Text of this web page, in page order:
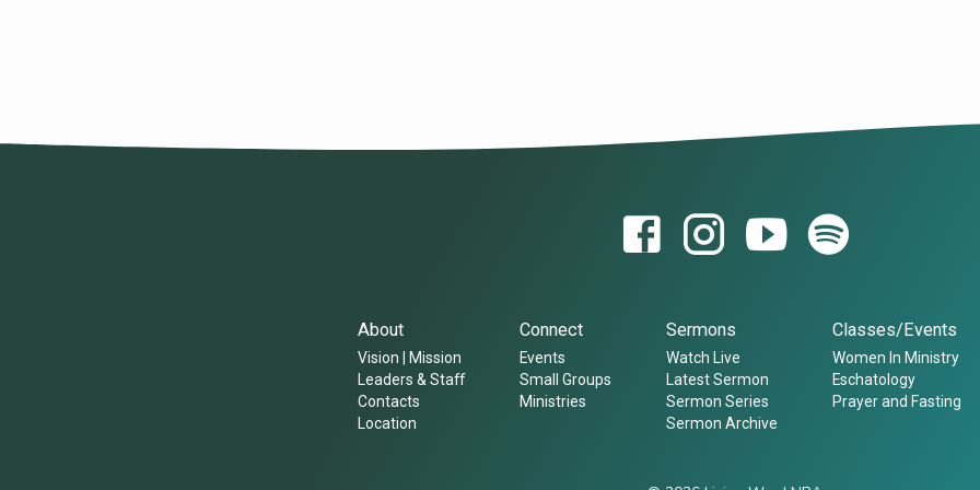
About
Vision | Mission
Leaders & Staff
Contacts
Location
Connect
Events
Small Groups
Ministries
Sermons
Watch Live
Latest Sermon
Sermon Series
Sermon Archive
Classes/Events
Women In Ministry
Eschatology
Prayer and Fasting